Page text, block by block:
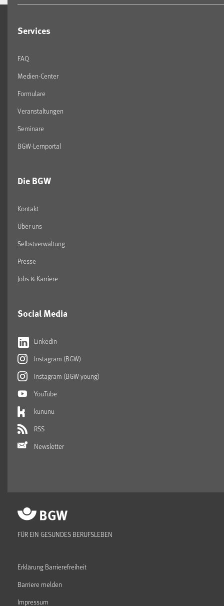
Services
FAQ
Medien-Center
Formulare
Veranstaltungen
Seminare
BGW-Lernportal
Die BGW
Kontakt
Über uns
Selbstverwaltung
Presse
Jobs & Karriere
Social Media
LinkedIn
Instagram (BGW)
Instagram (BGW young)
YouTube
kununu
RSS
Newsletter
FÜR EIN GESUNDES BERUFSLEBEN
Erklärung Barrierefreiheit
Barriere melden
Impressum